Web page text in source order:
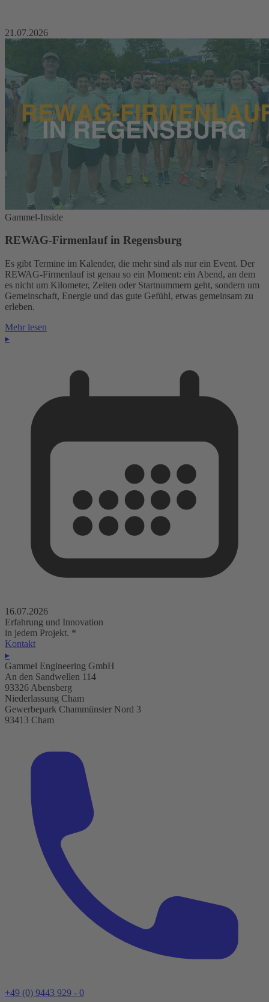
21.07.2026
Gammel-Inside
REWAG-Firmenlauf in Regensburg
Es gibt Termine im Kalender, die mehr sind als nur ein Event. Der
REWAG-Firmenlauf ist genau so ein Moment: ein Abend, an dem
es nicht um Kilometer, Zeiten oder Startnummern geht, sondern um
Gemeinschaft, Energie und das gute Gefühl, etwas gemeinsam zu
erleben.
Mehr lesen
▸
16.07.2026
Erfahrung und Innovation
in jedem Projekt. *
Kontakt
▸
Gammel Engineering GmbH
An den Sandwellen 114
93326 Abensberg
Niederlassung Cham
Gewerbepark Chammünster Nord 3
93413 Cham
+49 (0) 9443 929 - 0